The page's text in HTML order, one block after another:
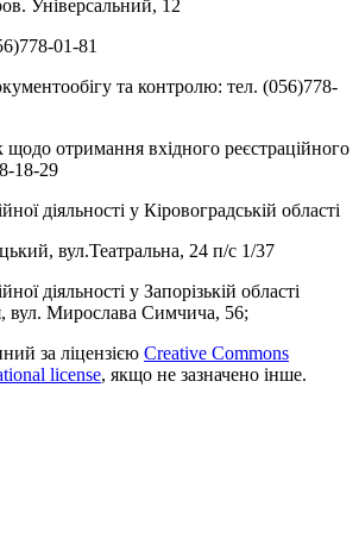
Універсальний, 12
01-81
та контролю: тел. (056)778-
щодо отримання вхідного реєстраційного
18-29
діяльності у Кіровоградській області
вул.Театральна, 24 п/с 1/37
діяльності у Запорізькій області
вул. Мирослава Симчича, 56;
за ліцензією Creative Commons
license, якщо не зазначено інше.